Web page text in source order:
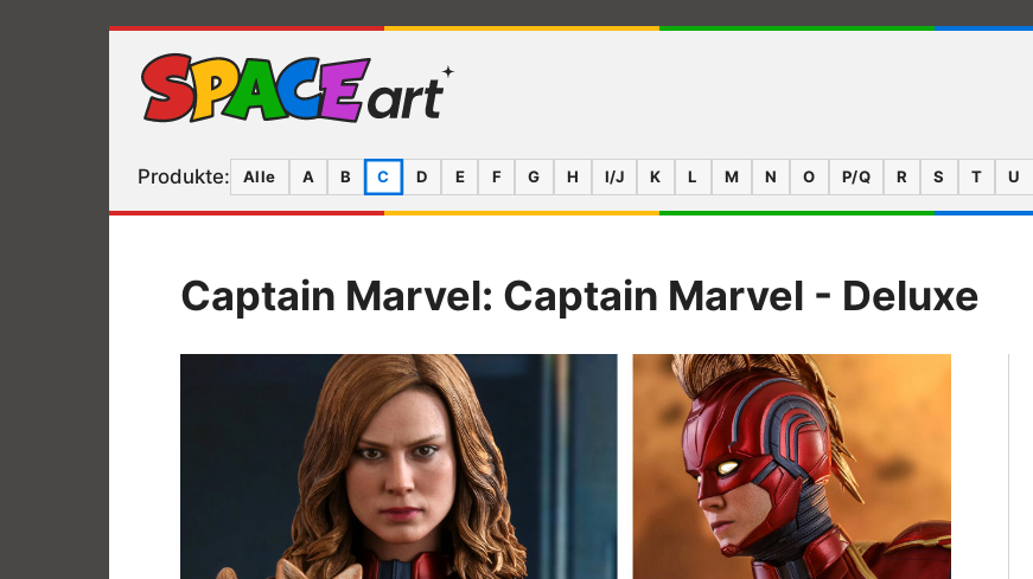
Produkte: Alle A B C D E F G H I/J K L M N O P/Q R S T U
Captain Marvel: Captain Marvel - Deluxe